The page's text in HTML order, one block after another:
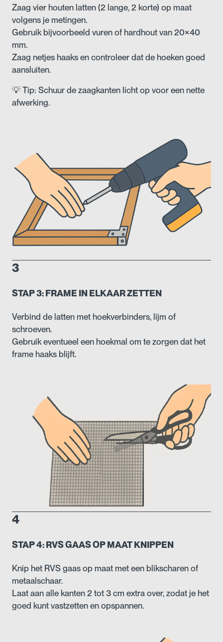
Zaag vier houten latten (2 lange, 2 korte) op maat
volgens je metingen.
Gebruik bijvoorbeeld vuren of hardhout van 20×40
mm.
Zaag netjes haaks en controleer dat de hoeken goed
aansluiten.
💡 Tip: Schuur de zaagkanten licht op voor een nette
afwerking.
3
STAP 3: FRAME IN ELKAAR ZETTEN
Verbind de latten met hoekverbinders, lijm of
schroeven.
Gebruik eventueel een hoekmal om te zorgen dat het
frame haaks blijft.
4
STAP 4: RVS GAAS OP MAAT KNIPPEN
Knip het RVS gaas op maat met een blikscharen of
metaalschaar.
Laat aan alle kanten 2 tot 3 cm extra over, zodat je het
goed kunt vastzetten en opspannen.